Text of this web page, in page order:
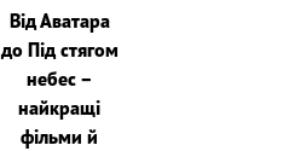
Від Аватара
до Під стягом
небес –
найкращі
фільми й